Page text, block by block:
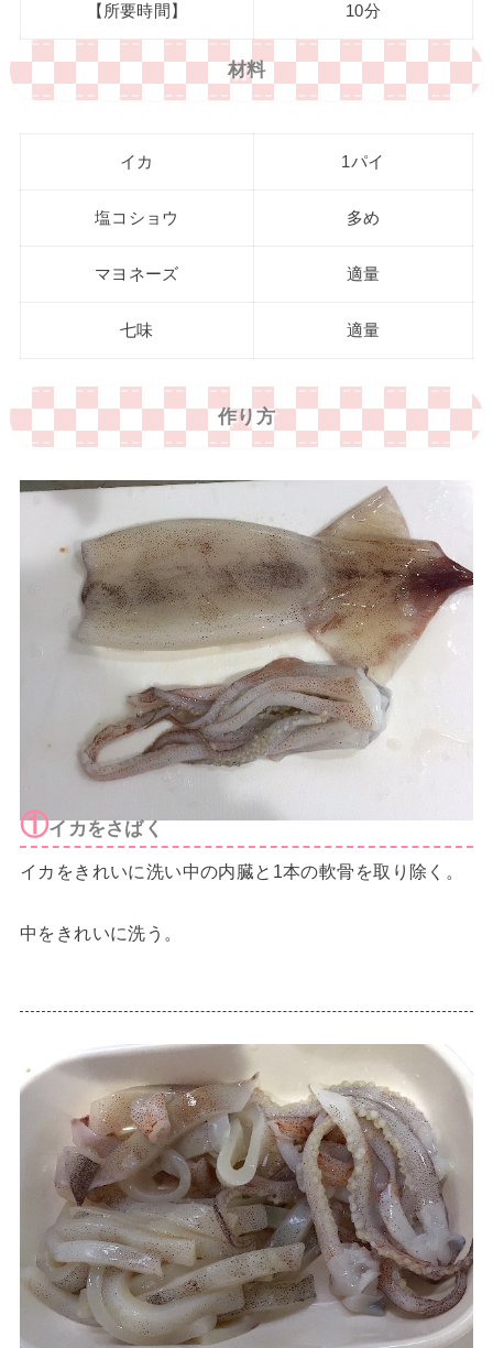
【所要時間】 10分
材料
イカ 1パイ
塩コショウ 多め
マヨネーズ 適量
七味 適量
作り方
①イカをさばく
イカをきれいに洗い中の内臓と1本の軟骨を取り除く。
中をきれいに洗う。